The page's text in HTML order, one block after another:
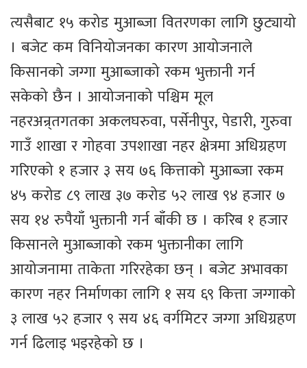
त्यसैबाट १५ करोड मुआब्जा वितरणका लागि छुट्यायो
। बजेट कम विनियोजनका कारण आयोजनाले
किसानको जग्गा मुआब्जाको रकम भुक्तानी गर्न
सकेको छैन । आयोजनाको पश्चिम मूल
नहरअन्र्तगतका अकलघरुवा, पर्सेनीपुर, पेडारी, गुरुवा
गाउँ शाखा र गोहवा उपशाखा नहर क्षेत्रमा अधिग्रहण
गरिएको १ हजार ३ सय ७६ कित्ताको मुआब्जा रकम
४५ करोड ८९ लाख ३७ करोड ५२ लाख ९४ हजार ७
सय १४ रुपैयाँ भुक्तानी गर्न बाँकी छ । करिब १ हजार
किसानले मुआब्जाको रकम भुक्तानीका लागि
आयोजनामा ताकेता गरिरहेका छन् । बजेट अभावका
कारण नहर निर्माणका लागि १ सय ६९ कित्ता जग्गाको
३ लाख ५२ हजार ९ सय ४६ वर्गमिटर जग्गा अधिग्रहण
गर्न ढिलाइ भइरहेको छ ।